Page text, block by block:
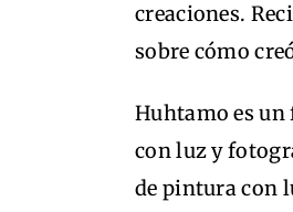
creaciones.
sobre cómo
Huhtamo es un
con luz y
de pintura con